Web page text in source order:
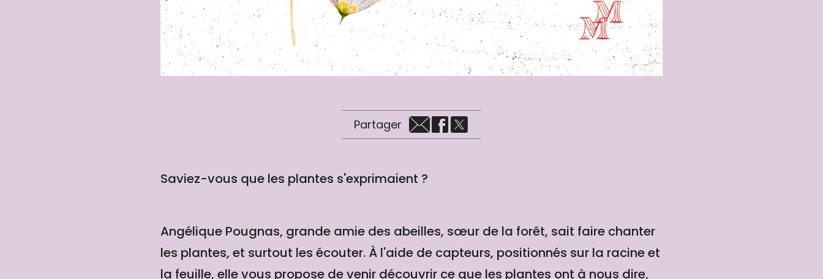
Partager
Saviez-vous que les plantes s'exprimaient ?
Angélique Pougnas, grande amie des abeilles, sœur de la forêt, sait faire chanter
les plantes, et surtout les écouter. À l'aide de capteurs, positionnés sur la racine et
la feuille, elle vous propose de venir découvrir ce que les plantes ont à nous dire,